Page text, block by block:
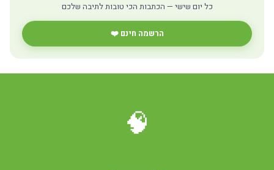
כל יום שישי — הכתבות הכי טובות לתיבה שלכם
הרשמה חינם ❤️
🧠